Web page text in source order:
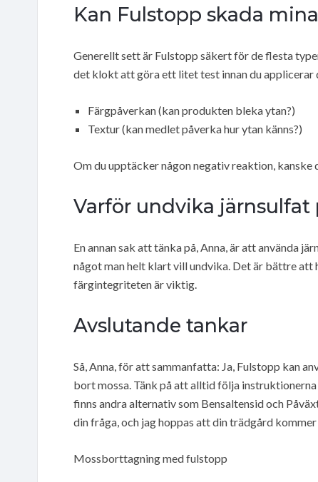
Kan Fulstopp skada
Generellt sett är Fulstopp säkert för de flesta
det klokt att göra ett litet test innan du
Färgpåverkan (kan produkten bleka ytan?)
Textur (kan medlet påverka hur ytan känns?)
Om du upptäcker någon negativ reaktion, kanske
Varför undvika järnsulfat
En annan sak att tänka på, Anna, är att använda
något man helt klart vill undvika. Det är bättre att
färgintegriteten är viktig.
Avslutande tankar
Så, Anna, för att sammanfatta: Ja, Fulstopp kan
bort mossa. Tänk på att alltid följa
finns andra alternativ som Bensaltensid och
din fråga, och jag hoppas att din trädgård
Mossborttagning med fulstopp